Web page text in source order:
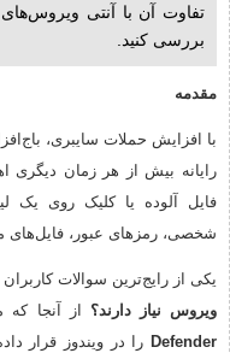
تفاوت آن با آنتی ویروس‌های
بررسی کنید.
مقدمه
با افزایش حملات سایبری،
رایانه بیش از هر زمان دیگری
فایل آلوده یا کلیک روی یک
شخصی، رمزهای عبور، فایل‌های
یکی از رایج‌ترین سوالات
ویروس نیاز دارند؟ از آنجا
Defender را در ویندوز قرار